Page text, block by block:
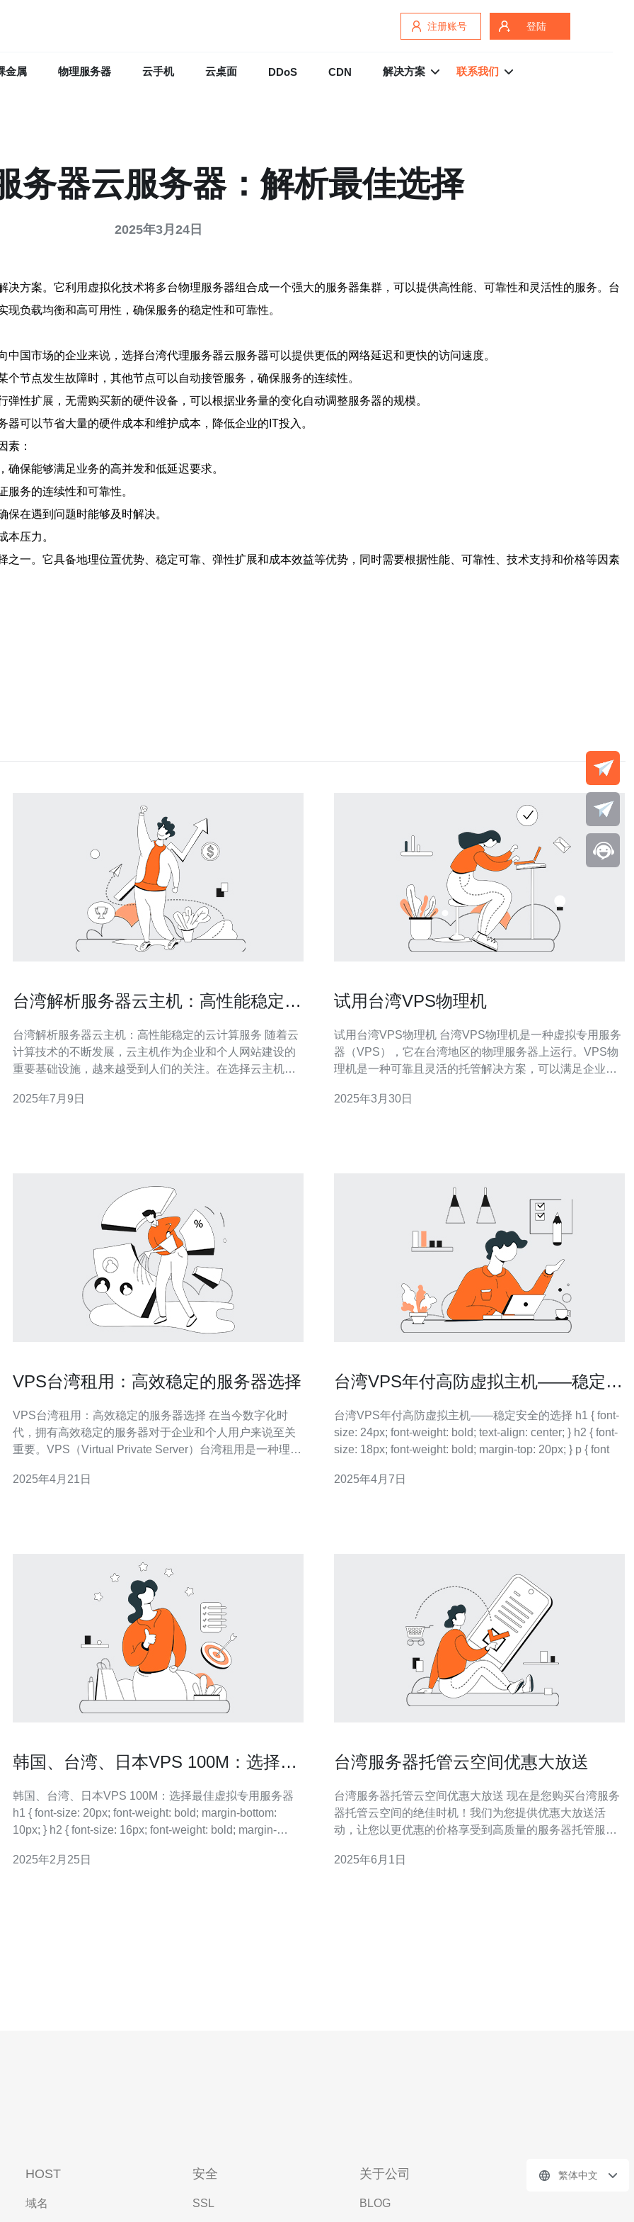
注册账号 登陆
金属 物理服务器 云手机 云桌面 DDoS CDN 解决方案 联系我们
务器云服务器：解析最佳选择
2025年3月24日
方案。它利用虚拟化技术将多台物理服务器组合成一个强大的服务器集群，可以提供高性能、可靠性和灵活性的服务。台
负载均衡和高可用性，确保服务的稳定性和可靠性。
国市场的企业来说，选择台湾代理服务器云服务器可以提供更低的网络延迟和更快的访问速度。
节点发生故障时，其他节点可以自动接管服务，确保服务的连续性。
性扩展，无需购买新的硬件设备，可以根据业务量的变化自动调整服务器的规模。
可以节省大量的硬件成本和维护成本，降低企业的IT投入。
素：
保能够满足业务的高并发和低延迟要求。
务的连续性和可靠性。
在遇到问题时能够及时解决。
本压力。
一。它具备地理位置优势、稳定可靠、弹性扩展和成本效益等优势，同时需要根据性能、可靠性、技术支持和价格等因素
台湾解析服务器云主机：高性能稳定的
台湾解析服务器云主机：高性能稳定的云计算服务 随着云
计算技术的不断发展，云主机作为企业和个人网站建设的
重要基础设施，越来越受到人们的关注。在选择云主机服
重要的考虑因素。 台湾作为一个地理位置优越的地区，解
2025年7月9日
试用台湾VPS物理机
试用台湾VPS物理机 台湾VPS物理机是一种虚拟专用服务
器（VPS），它在台湾地区的物理服务器上运行。VPS物
理机是一种可靠且灵活的托管解决方案，可以满足企业和
于物理机的独立性，不会受其他用户的影响，提供更稳定
2025年3月30日
VPS台湾租用：高效稳定的服务器选择
VPS台湾租用：高效稳定的服务器选择 在当今数字化时
代，拥有高效稳定的服务器对于企业和个人用户来说至关
重要。VPS（Virtual Private Server）台湾租用是一种理想
可靠的服务。本文将介绍VPS台湾租用的优势和使用建
2025年4月21日
台湾VPS年付高防虚拟主机——稳定安
台湾VPS年付高防虚拟主机——稳定安全的选择 h1 { font-
size: 24px; font-weight: bold; text-align: center; } h2 { font-
size: 18px; font-weight: bold; margin-top: 20px; } p { font
2025年4月7日
韩国、台湾、日本VPS 100M：选择最
韩国、台湾、日本VPS 100M：选择最佳虚拟专用服务器
h1 { font-size: 20px; font-weight: bold; margin-bottom:
10px; } h2 { font-size: 16px; font-weight: bold; margin-
2025年2月25日
台湾服务器托管云空间优惠大放送
台湾服务器托管云空间优惠大放送 现在是您购买台湾服务
器托管云空间的绝佳时机！我们为您提供优惠大放送活
动，让您以更优惠的价格享受到高质量的服务器托管服
靠：服务器设施先进，保证您网站的稳定运行。 高速连
2025年6月1日
HOST
域名
安全
SSL
关于公司
BLOG
繁体中文